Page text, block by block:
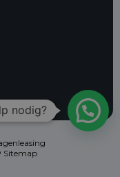
Sitemap
nodig?